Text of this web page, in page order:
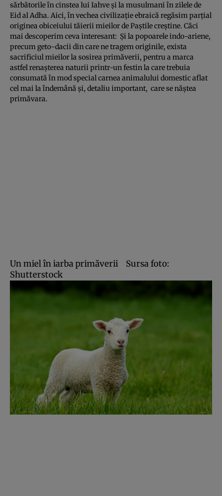
sărbătorile în cinstea lui Iahve şi la musulmani în zilele de
Eid al Adha. Aici, în vechea civilizaţie ebraică regăsim parţial
originea obiceiului tăierii mieilor de Paştile creştine. Căci
mai descoperim ceva interesant: Şi la popoarele indo-ariene,
precum geto-dacii din care ne tragem originile, exista
sacrificiul mieilor la sosirea primăverii, pentru a marca
astfel renaşterea naturii printr-un festin la care trebuia
consumată în mod special carnea animalului domestic aflat
cel mai la îndemână şi, detaliu important, care se năştea
primăvara.
Un miel în iarba primăverii Sursa foto:
Shutterstock